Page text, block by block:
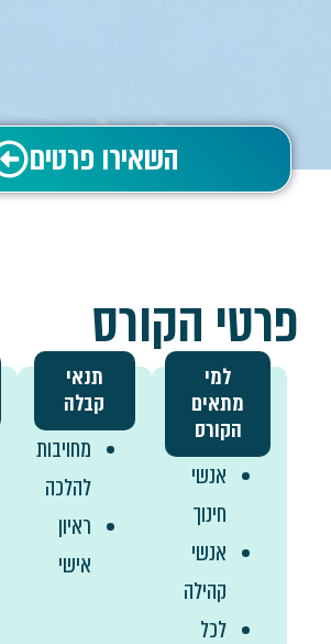
השאירו פרטים
פרטי הקורס
למי
מתאים
הקורס
אנשי
חינוך
אנשי
קהילה
לכל
תנאי
קבלה
מחויבות
להלכה
ראיון
אישי